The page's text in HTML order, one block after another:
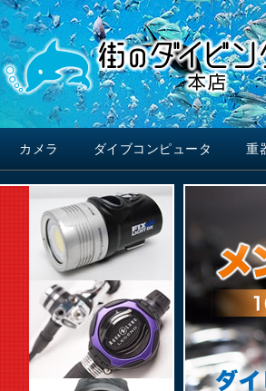
カメラ ダイブコンピュータ 重